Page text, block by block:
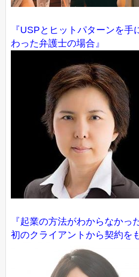
『USPとヒットパターンを手
わった弁護士の場合』
『起業の方法がわからなかっ
初のクライアントから契約を